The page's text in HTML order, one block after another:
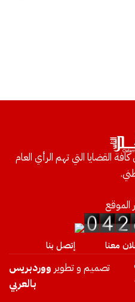
القضايا التي تهم الرأي العام
الموقع
معنا إتصل بنا
تصميم و تطوير ووردبريس
بالعربي